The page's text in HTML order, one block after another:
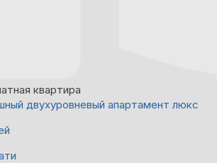
квартира
двухуровневый апартамент люкс